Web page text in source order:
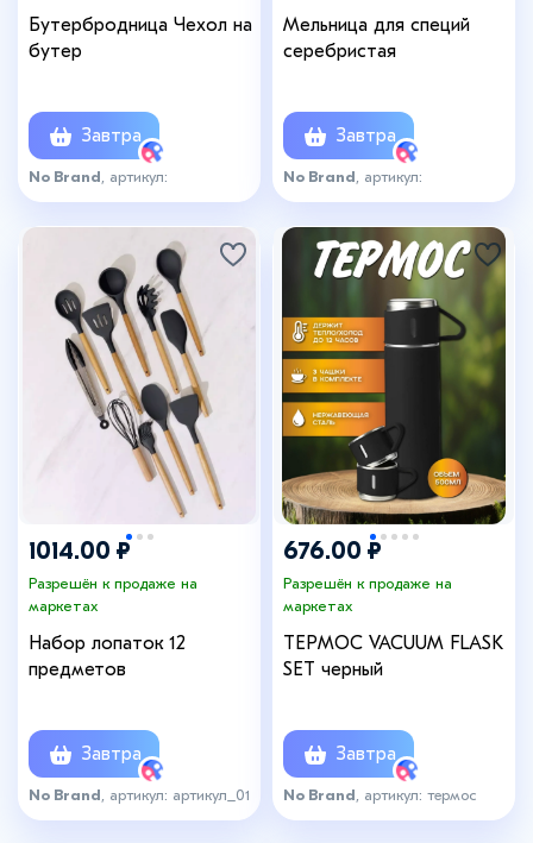
Бутербродница Чехол на
бутер
Завтра
No Brand , артикул:
бутербродница_чехол
Мельница для специй
серебристая
Завтра
No Brand , артикул:
мельница_серебро_спб
1014.00 ₽
Разрешён к продаже на
маркетах
Набор лопаток 12
предметов
Завтра
No Brand , артикул: артикул_01
676.00 ₽
Разрешён к продаже на
маркетах
ТЕРМОС VACUUM FLASK
SET черный
Завтра
No Brand , артикул: термос
черный